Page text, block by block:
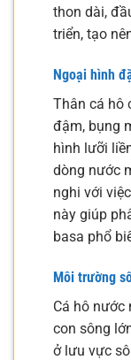
thon dài,
triển, tạo
Ngoại hình
Thân cá hô
đậm, bụng
hình lưỡi
dòng nước
nghi với
này giúp
basa phổ
Môi trường
Cá hô nước
con sông
ở lưu vực